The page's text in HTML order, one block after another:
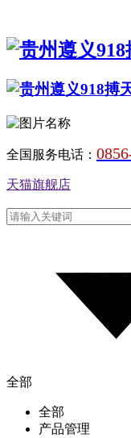
全国服务电话：
天猫旗舰店
全部
全部
产品管理